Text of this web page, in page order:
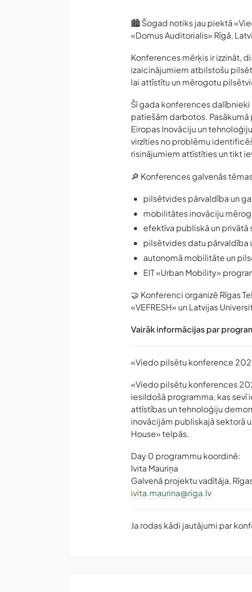
🏙️ Šogad notiks jau piektā
«Domus Auditorialis» Rīgā,
Konferences mērķis ir izzināt,
izaicinājumiem atbilstošu
lai attīstītu un mērogotu
Šī gada konferences
patiešām darbotos.
Eiropas Inovāciju un
virzīties no problēmu
risinājumiem attīstīties un tikt
🔎 Konferences galvenās
pilsētvides pārvaldība un
mobilitātes inovāciju
efektīva publiskā un privātā
pilsētvides datu pārvaldība
autonomā mobilitāte un
EIT «Urban Mobility»
🤝 Konferenci organizē Rīgas
«VEFRESH» un Latvijas
Vairāk informācijas par
«Viedo pilsētu konference
«Viedo pilsētu konferences
iesildošā programma, kas
attīstības un tehnoloģiju
inovācijām publiskajā sektorā
House» telpās.
Day 0 programmu koordinē:
Ivita Mauriņa
Galvenā projektu vadītāja,
ivita.maurina@riga.lv
Ja rodas kādi jautājumi par